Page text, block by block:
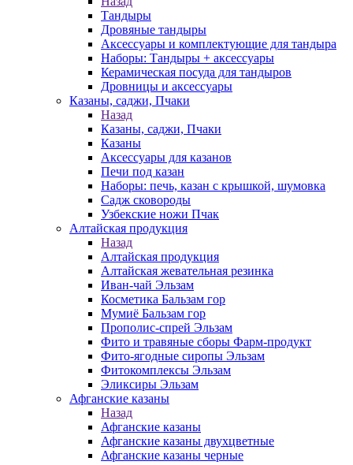
Тандыры
Дровяные тандыры
Аксессуары и комплектующие для тандыра
Наборы: Тандыры + аксессуары
Керамическая посуда для тандыров
Дровницы и аксессуары
Казаны, саджи, Пчаки
Назад
Казаны, саджи, Пчаки
Казаны
Аксессуары для казанов
Печи под казан
Наборы: печь, казан с крышкой, шумовка
Садж сковороды
Узбекские ножи Пчак
Алтайская продукция
Назад
Алтайская продукция
Алтайская жевательная резинка
Иван-чай Эльзам
Косметика Бальзам гор
Мумиё Бальзам гор
Прополис-спрей Эльзам
Фито и травяные сборы Фарм-продукт
Фито-ягодные сиропы Эльзам
Фитокомплексы Эльзам
Эликсиры Эльзам
Афганские казаны
Назад
Афганские казаны
Афганские казаны двухцветные
Афганские казаны черные